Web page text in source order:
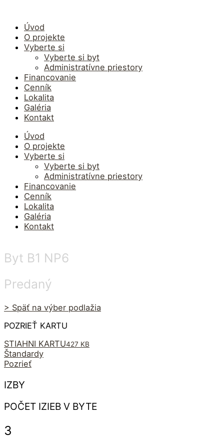
obsahÚvod
O projekte
Vyberte si
Vyberte si byt
Administratívne priestory
Financovanie
Cenník
Lokalita
Galéria
Kontakt
Úvod
O projekte
Vyberte si
Vyberte si byt
Administratívne priestory
Financovanie
Cenník
Lokalita
Galéria
Kontakt
Byt B1 NP6
Predaný
> Späť na výber podlažia
POZRIEŤ KARTU
STIAHNI KARTU427 KB
Štandardy
Pozrieť
IZBY
POČET IZIEB V BYTE
3